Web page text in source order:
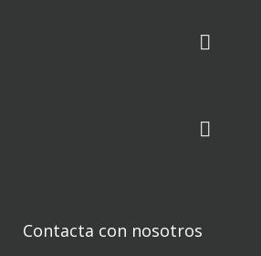
Contacta con nosotros